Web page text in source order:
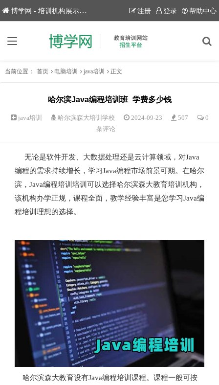
博学网 - 培训机构展示平台！ 注册 登录 帮助中心
当前位置： 首页 电脑培训 java培训 正文
哈尔滨Java编程培训班_学费多少钱
java培训 哈尔滨森大培训学校 2024-09-23 507
0
条评论
无论是软件开发、大数据处理还是云计算领域，对Java
编程的需求持续增长，学习Java编程市场前景可期。在哈尔
滨，Java编程培训培训可以选择哈尔滨森大教育培训机构，
该机构办学正规，课程全面，教学经验丰富是您学习Java编
程培训理想的选择。
哈尔滨森大教育设有Java编程培训课程。课程一般可按